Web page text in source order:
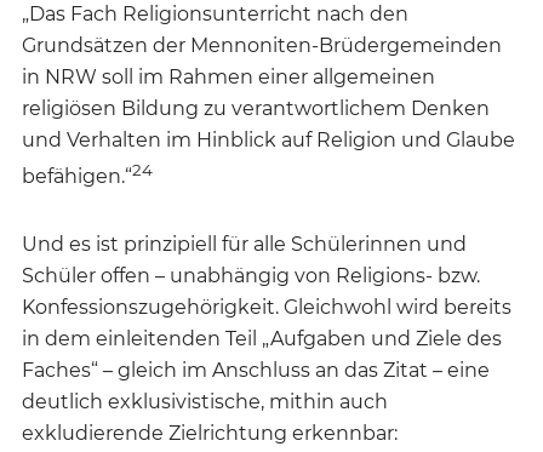
„Das Fach Religionsunterricht nach den
Grundsätzen der Mennoniten-Brüdergemeinden
in NRW soll im Rahmen einer allgemeinen
religiösen Bildung zu verantwortlichem Denken
und Verhalten im Hinblick auf Religion und Glaube
befähigen.“24
Und es ist prinzipiell für alle Schülerinnen und
Schüler offen – unabhängig von Religions- bzw.
Konfessionszugehörigkeit. Gleichwohl wird bereits
in dem einleitenden Teil „Aufgaben und Ziele des
Faches“ – gleich im Anschluss an das Zitat – eine
deutlich exklusivistische, mithin auch
exkludierende Zielrichtung erkennbar: